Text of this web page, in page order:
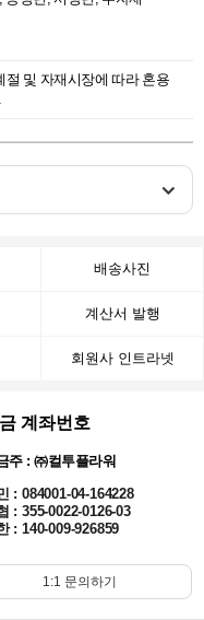
절 및 자재시장에 따라 혼용
배송사진
계산서 발행
회원사 인트라넷
계좌번호
주 : ㈜컬투플라워
: 084001-04-164228
: 355-0022-0126-03
: 140-009-926859
1:1 문의하기